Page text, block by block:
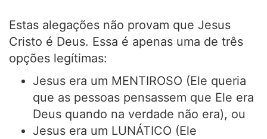
Estas alegações não provam que Jesus
Cristo é Deus. Essa é apenas uma de três
opções legítimas:
Jesus era um MENTIROSO (Ele queria
que as pessoas pensassem que Ele era
Deus quando na verdade não era), ou
Jesus era um LUNÁTICO (Ele